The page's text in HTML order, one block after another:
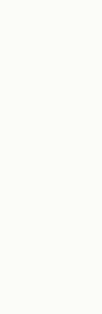
85 km à
Entre
les secrets
Gorges de
luxuriantes et
véloroute
rivière
découvertes !
chemin, les
Nègrepelisse,
perchés au-
superbe
Noble-Val.
rivière
Balisage